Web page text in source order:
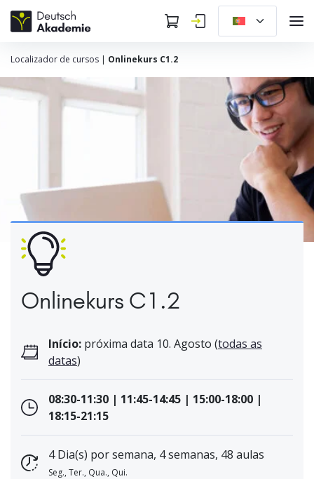
Localizador de cursos | Onlinekurs C1.2
Onlinekurs C1.2
Início: próxima data 10. Agosto (todas as
datas)
08:30-11:30 | 11:45-14:45 | 15:00-18:00 |
18:15-21:15
4 Dia(s) por semana, 4 semanas, 48 aulas
Seg., Ter., Qua., Qui.